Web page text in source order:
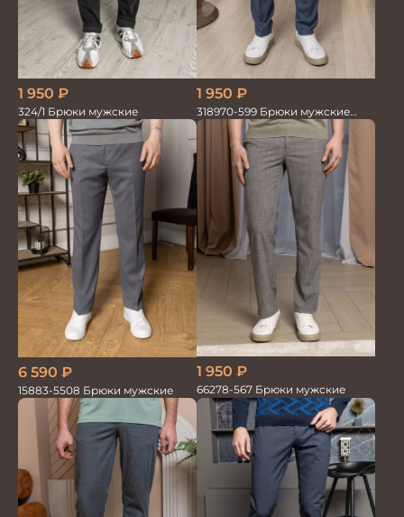
1 950 ₽
324/1 Брюки мужские
1 950 ₽
318970-599 Брюки мужские
серо-голубые
6 590 ₽
15883-5508 Брюки мужские
1 950 ₽
66278-567 Брюки мужские